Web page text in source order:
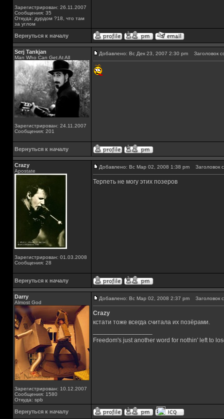
Зарегистрирован: 26.11.2007
Сообщения: 35
Откуда: дурдом ?18, что там
за углом
Вернуться к началу
Serj Tankjan
Man Who Can Get At All
Зарегистрирован: 24.11.2007
Сообщения: 201
Добавлено: Вс Дек 23, 2007 2:30 pm Заголовок
Вернуться к началу
Crazy
Apostate
Зарегистрирован: 01.03.2008
Сообщения: 28
Добавлено: Вс Мар 02, 2008 1:38 pm Заголовок
Терпеть не могу этих позеров
Вернуться к началу
Darry
Almost God
Зарегистрирован: 10.12.2007
Сообщения: 1580
Откуда: spb
Добавлено: Вс Мар 02, 2008 2:37 pm Заголовок
Crazy
кстати тоже всегда считала их позёрами.
Freedom's just another word for nothin' left to
Вернуться к началу